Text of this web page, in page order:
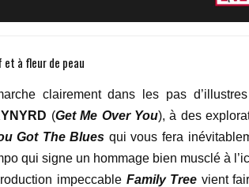
à fleur de peau
clairement dans les pas
(Get Me Over You), à des
Got The Blues qui vous fera
qui signe un hommage bien musclé à
impeccable Family Tree vient